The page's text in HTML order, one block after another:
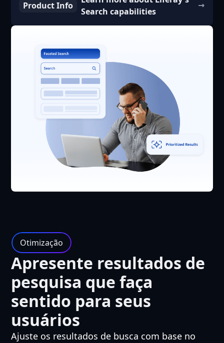
Product Info
Search capabilities
Otimização
Apresente resultados de
pesquisa que faça
sentido para seus
usuários
Ajuste os resultados de busca com base no